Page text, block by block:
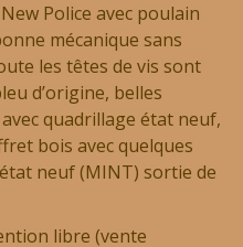
Police avec poulain
mécanique sans
les têtes de vis sont
d’origine, belles
quadrillage état neuf,
bois avec quelques
neuf (MINT) sortie de
libre (vente